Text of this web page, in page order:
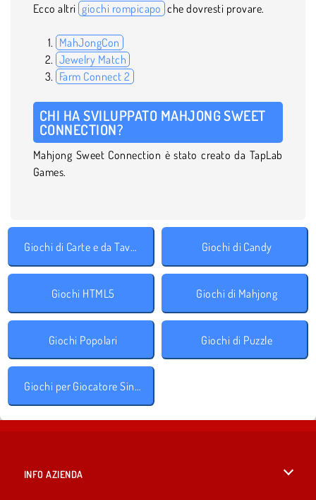
Ecco altri giochi rompicapo che dovresti provare.
MahJongCon
Jewelry Match
Farm Connect 2
CHI HA SVILUPPATO MAHJONG SWEET
CONNECTION?
Mahjong Sweet Connection è stato creato da TapLab
Games.
Giochi di Carte e da Tavolo Giochi di Candy
Giochi HTML5 Giochi di Mahjong
Giochi Popolari Giochi di Puzzle
Giochi per Giocatore Singolo
INFO AZIENDA